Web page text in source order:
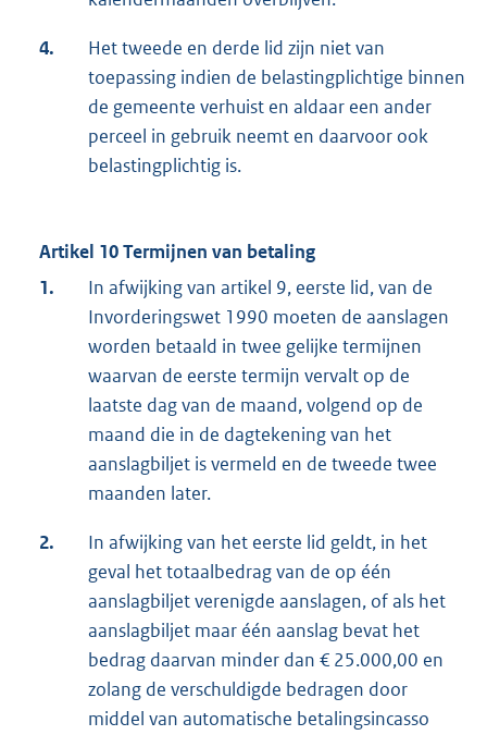
4.
Het tweede en derde lid zijn niet van
toepassing indien de belastingplichtige binnen
de gemeente verhuist en aldaar een ander
perceel in gebruik neemt en daarvoor ook
belastingplichtig is.
Artikel 10 Termijnen van betaling
1.
In afwijking van artikel 9, eerste lid, van de
Invorderingswet 1990 moeten de aanslagen
worden betaald in twee gelijke termijnen
waarvan de eerste termijn vervalt op de
laatste dag van de maand, volgend op de
maand die in de dagtekening van het
aanslagbiljet is vermeld en de tweede twee
maanden later.
2.
In afwijking van het eerste lid geldt, in het
geval het totaalbedrag van de op één
aanslagbiljet verenigde aanslagen, of als het
aanslagbiljet maar één aanslag bevat het
bedrag daarvan minder dan € 25.000,00 en
zolang de verschuldigde bedragen door
middel van automatische betalingsincasso